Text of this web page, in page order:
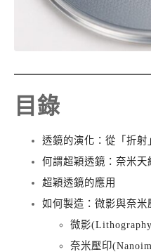
目錄
透鏡的演化：從「折射
何謂超穎透鏡：奈米天
超穎透鏡的應用
如何製造：微影與奈米
微影
奈米壓印